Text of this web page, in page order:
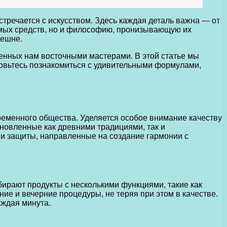
с искусством. Здесь каждая деталь важна — от
средств, но и философию, пронизывающую их
нам восточными мастерами. В этой статье мы
познакомиться с удивительными формулами,
общества. Уделяется особое внимание качеству
как древними традициями, так и
защиты, направленные на создание гармонии с
продукты с несколькими функциями, такие как
и вечерние процедуры, не теряя при этом в качестве.
минута.